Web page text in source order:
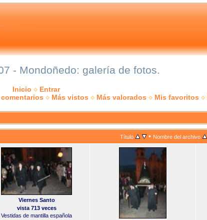
- Mondoñedo: galería de fotos.
Inicio
Entrar
Más vistos Más valorados Mis favoritos
Título • Nombre del archivo
Viernes Santo
vista 713 veces
Vestidas de mantilla española